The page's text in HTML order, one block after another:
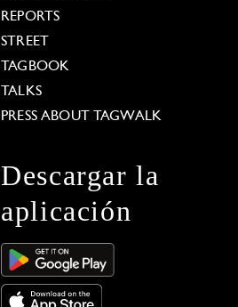
REPORTS
STREET
TAGBOOK
TALKS
PRESS ABOUT TAGWALK
Descargar la
aplicación